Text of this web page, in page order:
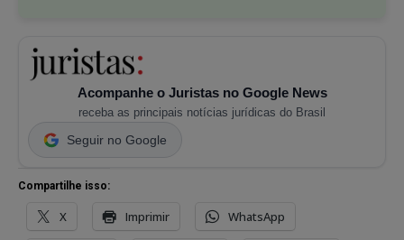
Acompanhe o Juristas no Google News
receba as principais notícias jurídicas do Brasil
Seguir no Google
Compartilhe isso:
X Imprimir WhatsApp